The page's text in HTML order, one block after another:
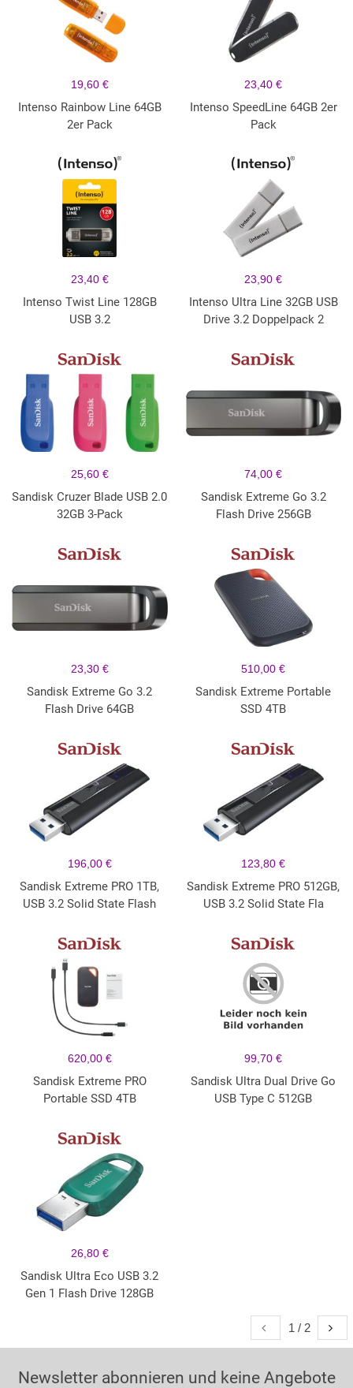
19,60 €
Intenso Rainbow Line 64GB
2er Pack
23,40 €
Intenso SpeedLine 64GB 2er
Pack
23,40 €
Intenso Twist Line 128GB
USB 3.2
23,90 €
Intenso Ultra Line 32GB USB
Drive 3.2 Doppelpack 2
25,60 €
Sandisk Cruzer Blade USB 2.0
32GB 3-Pack
74,00 €
Sandisk Extreme Go 3.2
Flash Drive 256GB
23,30 €
Sandisk Extreme Go 3.2
Flash Drive 64GB
510,00 €
Sandisk Extreme Portable
SSD 4TB
196,00 €
Sandisk Extreme PRO 1TB,
USB 3.2 Solid State Flash
123,80 €
Sandisk Extreme PRO 512GB,
USB 3.2 Solid State Fla
620,00 €
Sandisk Extreme PRO
Portable SSD 4TB
99,70 €
Sandisk Ultra Dual Drive Go
USB Type C 512GB
26,80 €
Sandisk Ultra Eco USB 3.2
Gen 1 Flash Drive 128GB
1 / 2
Newsletter abonnieren und keine Angebote